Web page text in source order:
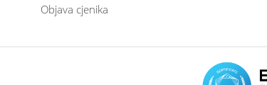
Objava cjenika